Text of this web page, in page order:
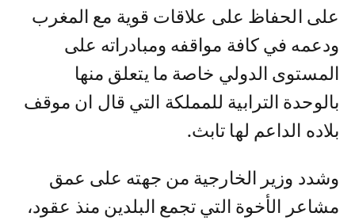
على الحفاظ على علاقات قوية مع المغرب
ودعمه في كافة مواقفه ومبادراته على
المستوى الدولي خاصة ما يتعلق منها
بالوحدة الترابية للمملكة التي قال ان موقف
بلاده الداعم لها تابث.
وشدد وزير الخارجية من جهته على عمق
مشاعر الأخوة التي تجمع البلدين منذ عقود،